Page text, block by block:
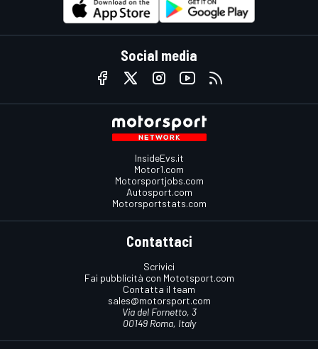
Social media
InsideEvs.it
Motor1.com
Motorsportjobs.com
Autosport.com
Motorsportstats.com
Contattaci
Scrivici
Fai pubblicità con Mototsport.com
Contatta il team
sales@motorsport.com
Via del Fornetto, 3
00149 Roma, Italy